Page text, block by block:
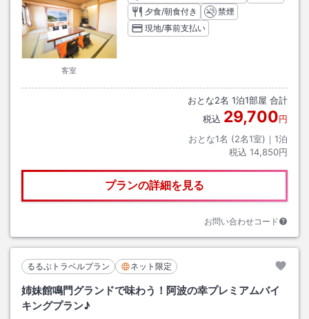
客室
夕食/朝食付き
禁煙
現地/事前支払い
おとな2名 1泊1部屋 合計
税込 29,700円
おとな1名 (2名1室)｜ 1泊
税込 14,850円
プランの詳細を見る
お問い合わせコード
るるぶトラベルプラン ネット限定
姉妹館鳴門グランドで味わう！阿波の幸プレミアムバイ
キングプラン♪